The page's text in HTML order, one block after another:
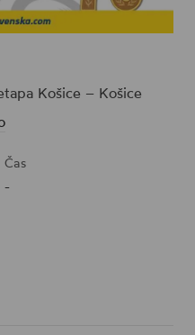
Košice – Košice
Čas
-